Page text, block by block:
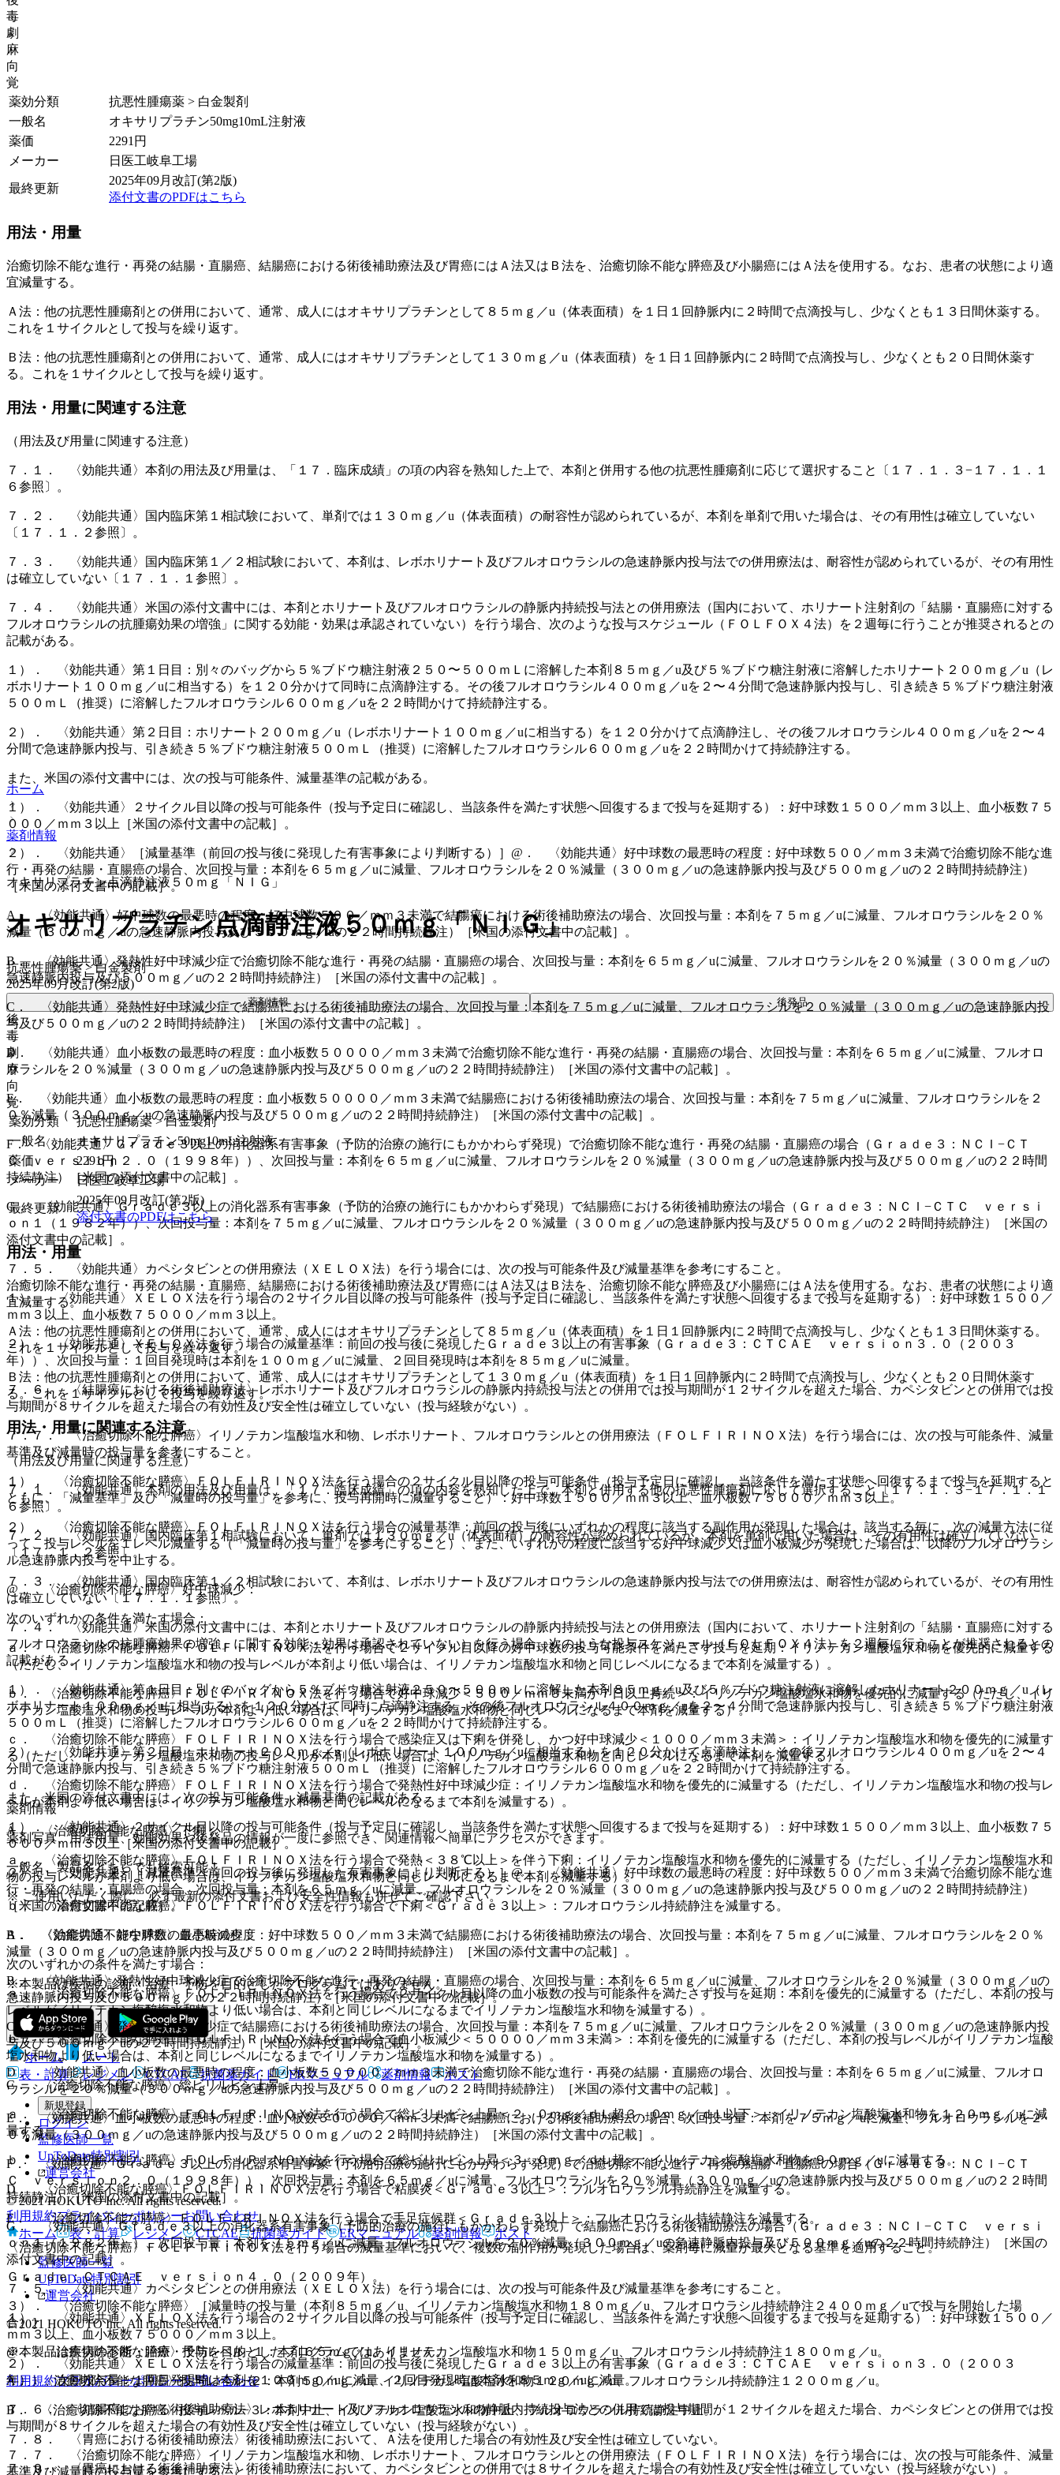
毒
劇
麻
向
覚
薬効分類
抗悪性腫瘍薬 > 白金製剤
一般名
オキサリプラチン50mg10mL注射液
薬価
2291 円
メーカー
日医工岐阜工場
最終更新
2025年09月改訂(第2版)
添付文書のPDFはこちら
用法・用量
治癒切除不能な進行・再発の結腸・直腸癌、結腸癌における術後補助療法及び胃癌にはＡ法又はＢ法を、治癒切除不能な膵癌及び小腸癌にはＡ法を使用する。なお、患者の状態により適
宜減量する。
Ａ法：他の抗悪性腫瘍剤との併用において、通常、成人にはオキサリプラチンとして８５ｍｇ／u（体表面積）を１日１回静脈内に２時間で点滴投与し、少なくとも１３日間休薬する。
これを１サイクルとして投与を繰り返す。
Ｂ法：他の抗悪性腫瘍剤との併用において、通常、成人にはオキサリプラチンとして１３０ｍｇ／u（体表面積）を１日１回静脈内に２時間で点滴投与し、少なくとも２０日間休薬す
る。これを１サイクルとして投与を繰り返す。
用法・用量に関連する注意
（用法及び用量に関連する注意）
７．１． 〈効能共通〉本剤の用法及び用量は、「１７．臨床成績」の項の内容を熟知した上で、本剤と併用する他の抗悪性腫瘍剤に応じて選択すること〔１７．１．３−１７．１．１
６参照〕。
７．２． 〈効能共通〉国内臨床第１相試験において、単剤では１３０ｍｇ／u（体表面積）の耐容性が認められているが、本剤を単剤で用いた場合は、その有用性は確立していない
〔１７．１．２参照〕。
７．３． 〈効能共通〉国内臨床第１／２相試験において、本剤は、レボホリナート及びフルオロウラシルの急速静脈内投与法での併用療法は、耐容性が認められているが、その有用性
は確立していない〔１７．１．１参照〕。
７．４． 〈効能共通〉米国の添付文書中には、本剤とホリナート及びフルオロウラシルの静脈内持続投与法との併用療法（国内において、ホリナート注射剤の「結腸・直腸癌に対する
フルオロウラシルの抗腫瘍効果の増強」に関する効能・効果は承認されていない）を行う場合、次のような投与スケジュール（ＦＯＬＦＯＸ４法）を２週毎に行うことが推奨されるとの
記載がある。
１）． 〈効能共通〉第１日目：別々のバッグから５％ブドウ糖注射液２５０〜５００ｍＬに溶解した本剤８５ｍｇ／u及び５％ブドウ糖注射液に溶解したホリナート２００ｍｇ／u（レ
ボホリナート１００ｍｇ／uに相当する）を１２０分かけて同時に点滴静注する。その後フルオロウラシル４００ｍｇ／uを２〜４分間で急速静脈内投与し、引き続き５％ブドウ糖注射液
５００ｍＬ（推奨）に溶解したフルオロウラシル６００ｍｇ／uを２２時間かけて持続静注する。
２）． 〈効能共通〉第２日目：ホリナート２００ｍｇ／u（レボホリナート１００ｍｇ／uに相当する）を１２０分かけて点滴静注し、その後フルオロウラシル４００ｍｇ／uを２〜４
分間で急速静脈内投与、引き続き５％ブドウ糖注射液５００ｍＬ（推奨）に溶解したフルオロウラシル６００ｍｇ／uを２２時間かけて持続静注する。
また、米国の添付文書中には、次の投与可能条件、減量基準の記載がある。
１）． 〈効能共通〉２サイクル目以降の投与可能条件（投与予定日に確認し、当該条件を満たす状態へ回復するまで投与を延期する）：好中球数１５００／ｍｍ３以上、血小板数７５
０００／ｍｍ３以上［米国の添付文書中の記載］。
２）． 〈効能共通〉［減量基準（前回の投与後に発現した有害事象により判断する）］@． 〈効能共通〉好中球数の最悪時の程度：好中球数５００／ｍｍ３未満で治癒切除不能な進
行・再発の結腸・直腸癌の場合、次回投与量：本剤を６５ｍｇ／uに減量、フルオロウラシルを２０％減量（３００ｍｇ／uの急速静脈内投与及び５００ｍｇ／uの２２時間持続静注）
［米国の添付文書中の記載］。
A． 〈効能共通〉好中球数の最悪時の程度：好中球数５００／ｍｍ３未満で結腸癌における術後補助療法の場合、次回投与量：本剤を７５ｍｇ／uに減量、フルオロウラシルを２０％
減量（３００ｍｇ／uの急速静脈内投与及び５００ｍｇ／uの２２時間持続静注）［米国の添付文書中の記載］。
B． 〈効能共通〉発熱性好中球減少症で治癒切除不能な進行・再発の結腸・直腸癌の場合、次回投与量：本剤を６５ｍｇ／uに減量、フルオロウラシルを２０％減量（３００ｍｇ／uの
急速静脈内投与及び５００ｍｇ／uの２２時間持続静注）［米国の添付文書中の記載］。
C． 〈効能共通〉発熱性好中球減少症で結腸癌における術後補助療法の場合、次回投与量：本剤を７５ｍｇ／uに減量、フルオロウラシルを２０％減量（３００ｍｇ／uの急速静脈内投
与及び５００ｍｇ／uの２２時間持続静注）［米国の添付文書中の記載］。
D． 〈効能共通〉血小板数の最悪時の程度：血小板数５００００／ｍｍ３未満で治癒切除不能な進行・再発の結腸・直腸癌の場合、次回投与量：本剤を６５ｍｇ／uに減量、フルオロ
ウラシルを２０％減量（３００ｍｇ／uの急速静脈内投与及び５００ｍｇ／uの２２時間持続静注）［米国の添付文書中の記載］。
E． 〈効能共通〉血小板数の最悪時の程度：血小板数５００００／ｍｍ３未満で結腸癌における術後補助療法の場合、次回投与量：本剤を７５ｍｇ／uに減量、フルオロウラシルを２
０％減量（３００ｍｇ／uの急速静脈内投与及び５００ｍｇ／uの２２時間持続静注）［米国の添付文書中の記載］。
F． 〈効能共通〉Ｇｒａｄｅ３以上の消化器系有害事象（予防的治療の施行にもかかわらず発現）で治癒切除不能な進行・再発の結腸・直腸癌の場合（Ｇｒａｄｅ３：ＮＣＩ−ＣＴ
Ｃ ｖｅｒｓｉｏｎ２．０（１９９８年））、次回投与量：本剤を６５ｍｇ／uに減量、フルオロウラシルを２０％減量（３００ｍｇ／uの急速静脈内投与及び５００ｍｇ／uの２２時間
持続静注）［米国の添付文書中の記載］。
G． 〈効能共通〉Ｇｒａｄｅ３以上の消化器系有害事象（予防的治療の施行にもかかわらず発現）で結腸癌における術後補助療法の場合（Ｇｒａｄｅ３：ＮＣＩ−ＣＴＣ ｖｅｒｓｉ
ｏｎ１（１９８２年））、次回投与量：本剤を７５ｍｇ／uに減量、フルオロウラシルを２０％減量（３００ｍｇ／uの急速静脈内投与及び５００ｍｇ／uの２２時間持続静注）［米国の
添付文書中の記載］。
７．５． 〈効能共通〉カペシタビンとの併用療法（ＸＥＬＯＸ法）を行う場合には、次の投与可能条件及び減量基準を参考にすること。
１）． 〈効能共通〉ＸＥＬＯＸ法を行う場合の２サイクル目以降の投与可能条件（投与予定日に確認し、当該条件を満たす状態へ回復するまで投与を延期する）：好中球数１５００／
ｍｍ３以上、血小板数７５０００／ｍｍ３以上。
２）． 〈効能共通〉ＸＥＬＯＸ法を行う場合の減量基準：前回の投与後に発現したＧｒａｄｅ３以上の有害事象（Ｇｒａｄｅ３：ＣＴＣＡＥ ｖｅｒｓｉｏｎ３．０（２００３
年））、次回投与量：１回目発現時は本剤を１００ｍｇ／uに減量、２回目発現時は本剤を８５ｍｇ／uに減量。
７．６． 〈結腸癌における術後補助療法〉レボホリナート及びフルオロウラシルの静脈内持続投与法との併用では投与期間が１２サイクルを超えた場合、カペシタビンとの併用では投
与期間が８サイクルを超えた場合の有効性及び安全性は確立していない（投与経験がない）。
７．７． 〈治癒切除不能な膵癌〉イリノテカン塩酸塩水和物、レボホリナート、フルオロウラシルとの併用療法（ＦＯＬＦＩＲＩＮＯＸ法）を行う場合には、次の投与可能条件、減量
基準及び減量時の投与量を参考にすること。
１）． 〈治癒切除不能な膵癌〉ＦＯＬＦＩＲＩＮＯＸ法を行う場合の２サイクル目以降の投与可能条件（投与予定日に確認し、当該条件を満たす状態へ回復するまで投与を延期すると
ともに、「減量基準」及び「減量時の投与量」を参考に、投与再開時に減量すること）：好中球数１５００／ｍｍ３以上、血小板数７５０００／ｍｍ３以上。
２）． 〈治癒切除不能な膵癌〉ＦＯＬＦＩＲＩＮＯＸ法を行う場合の減量基準：前回の投与後にいずれかの程度に該当する副作用が発現した場合は、該当する毎に、次の減量方法に従
って、投与レベルを１レベル減量する（「減量時の投与量」を参考にすること）、また、いずれかの程度に該当する好中球減少又は血小板減少が発現した場合は、以降のフルオロウラシ
ル急速静脈内投与を中止する。
@． 〈治癒切除不能な膵癌〉好中球減少：
次のいずれかの条件を満たす場合：
ａ． 〈治癒切除不能な膵癌〉ＦＯＬＦＩＲＩＮＯＸ法を行う場合で２サイクル目以降の好中球数の投与可能条件を満たさず投与を延期：イリノテカン塩酸塩水和物を優先的に減量する
（ただし、イリノテカン塩酸塩水和物の投与レベルが本剤より低い場合は、イリノテカン塩酸塩水和物と同じレベルになるまで本剤を減量する）。
ｂ． 〈治癒切除不能な膵癌〉ＦＯＬＦＩＲＩＮＯＸ法を行う場合で好中球減少＜５００／ｍｍ３未満が７日以上持続＞：イリノテカン塩酸塩水和物を優先的に減量する（ただし、イリ
ノテカン塩酸塩水和物の投与レベルが本剤より低い場合は、イリノテカン塩酸塩水和物と同じレベルになるまで本剤を減量する）。
ｃ． 〈治癒切除不能な膵癌〉ＦＯＬＦＩＲＩＮＯＸ法を行う場合で感染症又は下痢を併発し、かつ好中球減少＜１０００／ｍｍ３未満＞：イリノテカン塩酸塩水和物を優先的に減量す
る（ただし、イリノテカン塩酸塩水和物の投与レベルが本剤より低い場合は、イリノテカン塩酸塩水和物と同じレベルになるまで本剤を減量する）。
ｄ． 〈治癒切除不能な膵癌〉ＦＯＬＦＩＲＩＮＯＸ法を行う場合で発熱性好中球減少症：イリノテカン塩酸塩水和物を優先的に減量する（ただし、イリノテカン塩酸塩水和物の投与レ
ベルが本剤より低い場合は、イリノテカン塩酸塩水和物と同じレベルになるまで本剤を減量する）。
A． 〈治癒切除不能な膵癌〉下痢：
ａ． 〈治癒切除不能な膵癌〉ＦＯＬＦＩＲＩＮＯＸ法を行う場合で発熱＜３８℃以上＞を伴う下痢：イリノテカン塩酸塩水和物を優先的に減量する（ただし、イリノテカン塩酸塩水和
物の投与レベルが本剤より低い場合は、イリノテカン塩酸塩水和物と同じレベルになるまで本剤を減量する）。
ｂ． 〈治癒切除不能な膵癌〉ＦＯＬＦＩＲＩＮＯＸ法を行う場合で下痢＜Ｇｒａｄｅ３以上＞：フルオロウラシル持続静注を減量する。
B． 〈治癒切除不能な膵癌〉血小板減少：
次のいずれかの条件を満たす場合：
ａ． 〈治癒切除不能な膵癌〉ＦＯＬＦＩＲＩＮＯＸ法を行う場合で２サイクル目以降の血小板数の投与可能条件を満たさず投与を延期：本剤を優先的に減量する（ただし、本剤の投与
レベルがイリノテカン塩酸塩水和物より低い場合は、本剤と同じレベルになるまでイリノテカン塩酸塩水和物を減量する）。
ｂ． 〈治癒切除不能な膵癌〉ＦＯＬＦＩＲＩＮＯＸ法を行う場合で血小板減少＜５００００／ｍｍ３未満＞：本剤を優先的に減量する（ただし、本剤の投与レベルがイリノテカン塩酸
塩水和物より低い場合は、本剤と同じレベルになるまでイリノテカン塩酸塩水和物を減量する）。
C． 〈治癒切除不能な膵癌〉総ビリルビン上昇：
ａ． 〈治癒切除不能な膵癌〉ＦＯＬＦＩＲＩＮＯＸ法を行う場合で総ビリルビン上昇＜２．０ｍｇ／ｄＬ超３．０ｍｇ／ｄＬ以下＞：イリノテカン塩酸塩水和物を１２０ｍｇ／uに減
量する。
ｂ． 〈治癒切除不能な膵癌〉ＦＯＬＦＩＲＩＮＯＸ法を行う場合で総ビリルビン上昇＜３．０ｍｇ／ｄＬ超＞：イリノテカン塩酸塩水和物を９０ｍｇ／uに減量する。
D． 〈治癒切除不能な膵癌〉ＦＯＬＦＩＲＩＮＯＸ法を行う場合で粘膜炎＜Ｇｒａｄｅ３以上＞：フルオロウラシル持続静注を減量する。
E． 〈治癒切除不能な膵癌〉ＦＯＬＦＩＲＩＮＯＸ法を行う場合で手足症候群＜Ｇｒａｄｅ３以上＞：フルオロウラシル持続静注を減量する。
〈治癒切除不能な膵癌〉ＦＯＬＦＩＲＩＮＯＸ法を行う場合の減量基準において、複数の副作用が発現した場合は、薬剤毎に減量が最大となる基準を適用すること。
Ｇｒａｄｅ：ＣＴＣＡＥ ｖｅｒｓｉｏｎ４．０（２００９年）。
３）． 〈治癒切除不能な膵癌〉［減量時の投与量（本剤８５ｍｇ／u、イリノテカン塩酸塩水和物１８０ｍｇ／u、フルオロウラシル持続静注２４００ｍｇ／uで投与を開始した場
合）］
@． 〈治癒切除不能な膵癌〉投与レベル−１：本剤６５ｍｇ／u、イリノテカン塩酸塩水和物１５０ｍｇ／u、フルオロウラシル持続静注１８００ｍｇ／u。
A． 〈治癒切除不能な膵癌〉投与レベル−２：本剤５０ｍｇ／u、イリノテカン塩酸塩水和物１２０ｍｇ／u、フルオロウラシル持続静注１２００ｍｇ／u。
B． 〈治癒切除不能な膵癌〉投与レベル−３：本剤中止、イリノテカン塩酸塩水和物中止、フルオロウラシル持続静注中止。
７．８． 〈胃癌における術後補助療法〉術後補助療法において、Ａ法を使用した場合の有効性及び安全性は確立していない。
７．９． 〈胃癌における術後補助療法〉術後補助療法において、カペシタビンとの併用では８サイクルを超えた場合の有効性及び安全性は確立していない（投与経験がない）。
ホーム
薬剤情報
オキサリプラチン点滴静注液５０ｍｇ「ＮＩＧ」
オキサリプラチン点滴静注液５０ｍｇ「ＮＩＧ」
抗悪性腫瘍薬 > 白金製剤
2025年09月改訂(第2版)
薬剤情報 後発品
後
毒
劇
麻
向
覚
薬効分類
抗悪性腫瘍薬 > 白金製剤
一般名
オキサリプラチン50mg10mL注射液
薬価
2291円
メーカー
日医工岐阜工場
最終更新
2025年09月改訂(第2版)
添付文書のPDFはこちら
用法・用量
治癒切除不能な進行・再発の結腸・直腸癌、結腸癌における術後補助療法及び胃癌にはＡ法又はＢ法を、治癒切除不能な膵癌及び小腸癌にはＡ法を使用する。なお、患者の状態により適
宜減量する。
Ａ法：他の抗悪性腫瘍剤との併用において、通常、成人にはオキサリプラチンとして８５ｍｇ／u（体表面積）を１日１回静脈内に２時間で点滴投与し、少なくとも１３日間休薬する。
これを１サイクルとして投与を繰り返す。
Ｂ法：他の抗悪性腫瘍剤との併用において、通常、成人にはオキサリプラチンとして１３０ｍｇ／u（体表面積）を１日１回静脈内に２時間で点滴投与し、少なくとも２０日間休薬す
る。これを１サイクルとして投与を繰り返す。
用法・用量に関連する注意
（用法及び用量に関連する注意）
７．１． 〈効能共通〉本剤の用法及び用量は、「１７．臨床成績」の項の内容を熟知した上で、本剤と併用する他の抗悪性腫瘍剤に応じて選択すること〔１７．１．３−１７．１．１
６参照〕。
７．２． 〈効能共通〉国内臨床第１相試験において、単剤では１３０ｍｇ／u（体表面積）の耐容性が認められているが、本剤を単剤で用いた場合は、その有用性は確立していない
〔１７．１．２参照〕。
７．３． 〈効能共通〉国内臨床第１／２相試験において、本剤は、レボホリナート及びフルオロウラシルの急速静脈内投与法での併用療法は、耐容性が認められているが、その有用性
は確立していない〔１７．１．１参照〕。
７．４． 〈効能共通〉米国の添付文書中には、本剤とホリナート及びフルオロウラシルの静脈内持続投与法との併用療法（国内において、ホリナート注射剤の「結腸・直腸癌に対する
フルオロウラシルの抗腫瘍効果の増強」に関する効能・効果は承認されていない）を行う場合、次のような投与スケジュール（ＦＯＬＦＯＸ４法）を２週毎に行うことが推奨されるとの
記載がある。
１）． 〈効能共通〉第１日目：別々のバッグから５％ブドウ糖注射液２５０〜５００ｍＬに溶解した本剤８５ｍｇ／u及び５％ブドウ糖注射液に溶解したホリナート２００ｍｇ／u（レ
ボホリナート１００ｍｇ／uに相当する）を１２０分かけて同時に点滴静注する。その後フルオロウラシル４００ｍｇ／uを２〜４分間で急速静脈内投与し、引き続き５％ブドウ糖注射液
５００ｍＬ（推奨）に溶解したフルオロウラシル６００ｍｇ／uを２２時間かけて持続静注する。
２）． 〈効能共通〉第２日目：ホリナート２００ｍｇ／u（レボホリナート１００ｍｇ／uに相当する）を１２０分かけて点滴静注し、その後フルオロウラシル４００ｍｇ／uを２〜４
分間で急速静脈内投与、引き続き５％ブドウ糖注射液５００ｍＬ（推奨）に溶解したフルオロウラシル６００ｍｇ／uを２２時間かけて持続静注する。
また、米国の添付文書中には、次の投与可能条件、減量基準の記載がある。
１）． 〈効能共通〉２サイクル目以降の投与可能条件（投与予定日に確認し、当該条件を満たす状態へ回復するまで投与を延期する）：好中球数１５００／ｍｍ３以上、血小板数７５
０００／ｍｍ３以上［米国の添付文書中の記載］。
２）． 〈効能共通〉［減量基準（前回の投与後に発現した有害事象により判断する）］@． 〈効能共通〉好中球数の最悪時の程度：好中球数５００／ｍｍ３未満で治癒切除不能な進
行・再発の結腸・直腸癌の場合、次回投与量：本剤を６５ｍｇ／uに減量、フルオロウラシルを２０％減量（３００ｍｇ／uの急速静脈内投与及び５００ｍｇ／uの２２時間持続静注）
［米国の添付文書中の記載］。
A． 〈効能共通〉好中球数の最悪時の程度：好中球数５００／ｍｍ３未満で結腸癌における術後補助療法の場合、次回投与量：本剤を７５ｍｇ／uに減量、フルオロウラシルを２０％
減量（３００ｍｇ／uの急速静脈内投与及び５００ｍｇ／uの２２時間持続静注）［米国の添付文書中の記載］。
B． 〈効能共通〉発熱性好中球減少症で治癒切除不能な進行・再発の結腸・直腸癌の場合、次回投与量：本剤を６５ｍｇ／uに減量、フルオロウラシルを２０％減量（３００ｍｇ／uの
急速静脈内投与及び５００ｍｇ／uの２２時間持続静注）［米国の添付文書中の記載］。
C． 〈効能共通〉発熱性好中球減少症で結腸癌における術後補助療法の場合、次回投与量：本剤を７５ｍｇ／uに減量、フルオロウラシルを２０％減量（３００ｍｇ／uの急速静脈内投
与及び５００ｍｇ／uの２２時間持続静注）［米国の添付文書中の記載］。
D． 〈効能共通〉血小板数の最悪時の程度：血小板数５００００／ｍｍ３未満で治癒切除不能な進行・再発の結腸・直腸癌の場合、次回投与量：本剤を６５ｍｇ／uに減量、フルオロ
ウラシルを２０％減量（３００ｍｇ／uの急速静脈内投与及び５００ｍｇ／uの２２時間持続静注）［米国の添付文書中の記載］。
E． 〈効能共通〉血小板数の最悪時の程度：血小板数５００００／ｍｍ３未満で結腸癌における術後補助療法の場合、次回投与量：本剤を７５ｍｇ／uに減量、フルオロウラシルを２
０％減量（３００ｍｇ／uの急速静脈内投与及び５００ｍｇ／uの２２時間持続静注）［米国の添付文書中の記載］。
F． 〈効能共通〉Ｇｒａｄｅ３以上の消化器系有害事象（予防的治療の施行にもかかわらず発現）で治癒切除不能な進行・再発の結腸・直腸癌の場合（Ｇｒａｄｅ３：ＮＣＩ−ＣＴ
Ｃ ｖｅｒｓｉｏｎ２．０（１９９８年））、次回投与量：本剤を６５ｍｇ／uに減量、フルオロウラシルを２０％減量（３００ｍｇ／uの急速静脈内投与及び５００ｍｇ／uの２２時間
持続静注）［米国の添付文書中の記載］。
G． 〈効能共通〉Ｇｒａｄｅ３以上の消化器系有害事象（予防的治療の施行にもかかわらず発現）で結腸癌における術後補助療法の場合（Ｇｒａｄｅ３：ＮＣＩ−ＣＴＣ ｖｅｒｓｉ
ｏｎ１（１９８２年））、次回投与量：本剤を７５ｍｇ／uに減量、フルオロウラシルを２０％減量（３００ｍｇ／uの急速静脈内投与及び５００ｍｇ／uの２２時間持続静注）［米国の
添付文書中の記載］。
７．５． 〈効能共通〉カペシタビンとの併用療法（ＸＥＬＯＸ法）を行う場合には、次の投与可能条件及び減量基準を参考にすること。
１）． 〈効能共通〉ＸＥＬＯＸ法を行う場合の２サイクル目以降の投与可能条件（投与予定日に確認し、当該条件を満たす状態へ回復するまで投与を延期する）：好中球数１５００／
ｍｍ３以上、血小板数７５０００／ｍｍ３以上。
２）． 〈効能共通〉ＸＥＬＯＸ法を行う場合の減量基準：前回の投与後に発現したＧｒａｄｅ３以上の有害事象（Ｇｒａｄｅ３：ＣＴＣＡＥ ｖｅｒｓｉｏｎ３．０（２００３
年））、次回投与量：１回目発現時は本剤を１００ｍｇ／uに減量、２回目発現時は本剤を８５ｍｇ／uに減量。
７．６． 〈結腸癌における術後補助療法〉レボホリナート及びフルオロウラシルの静脈内持続投与法との併用では投与期間が１２サイクルを超えた場合、カペシタビンとの併用では投
与期間が８サイクルを超えた場合の有効性及び安全性は確立していない（投与経験がない）。
７．７． 〈治癒切除不能な膵癌〉イリノテカン塩酸塩水和物、レボホリナート、フルオロウラシルとの併用療法（ＦＯＬＦＩＲＩＮＯＸ法）を行う場合には、次の投与可能条件、減量
基準及び減量時の投与量を参考にすること。
薬剤情報
薬剤写真、用法用量、効能効果や後発品の情報が一度に参照でき、関連情報へ簡単にアクセスができます。
一般名、製品名どちらでも検索可能！
※ ご使用いただく際に、必ず最新の添付文書および安全性情報も併せてご確認下さい。
※本製品は疾病の診断・治療・予防を目的としたプログラムではありません。
ホーム
ノート
表・計算
レジメン CTCAE 抗菌薬ガイド ERマニュアル 薬剤情報 ポスト
新規登録
ログイン
監修医師一覧
UpToDate特別割引
運営会社
© 2021 HOKUTO Inc. All rights reserved.
利用規約プライバシーポリシーお問い合わせ
ホーム
表・計算 レジメン CTCAE 抗菌薬ガイド ERマニュアル 薬剤情報 ポスト
監修医師一覧
UpToDate特別割引
運営会社
© 2021 HOKUTO Inc. All rights reserved.
※本製品は疾病の診断・治療・予防を目的としたプログラムではありません。
利用規約プライバシーポリシーお問い合わせ